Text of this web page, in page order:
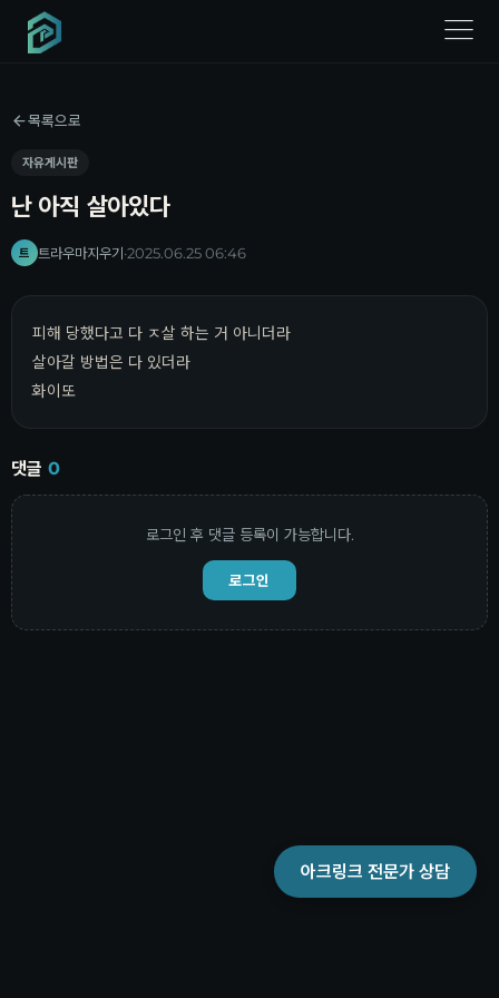
menu
목록으로
자유게시판
난 아직 살아있다
트 트라우마지우기·2025.06.25 06:46
피해 당했다고 다 ㅈ살 하는 거 아니더라
살아갈 방법은 다 있더라
화이또
댓글 0
로그인 후 댓글 등록이 가능합니다.
로그인
아크링크 전문가 상담